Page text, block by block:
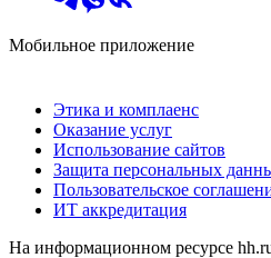
Мобильное приложение
Этика и комплаенс
Оказание услуг
Использование сайтов
Защита персональных
Пользовательское
ИТ аккредитация
На информационном ресурсе